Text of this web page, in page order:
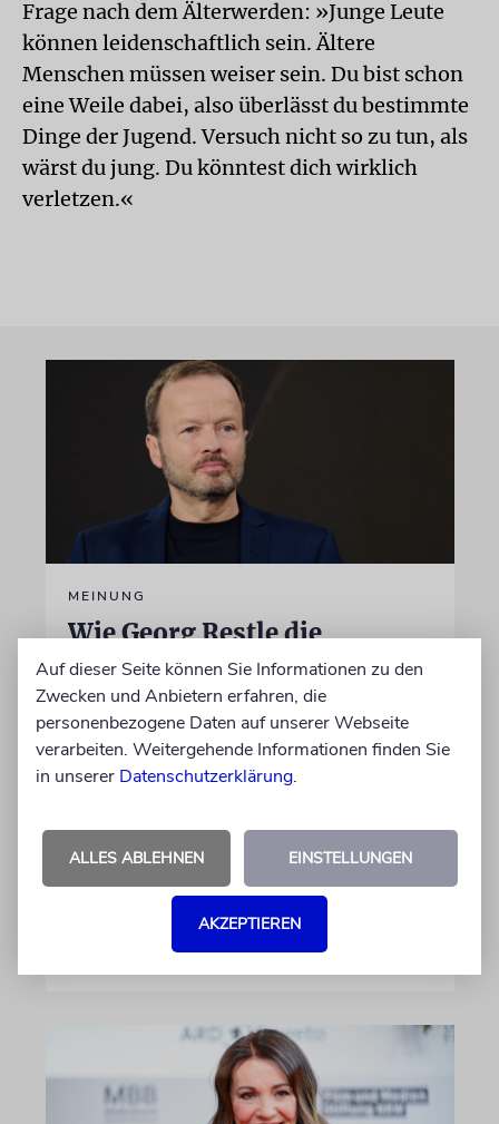
Frage nach dem Älterwerden: »Junge Leute
können leidenschaftlich sein. Ältere
Menschen müssen weiser sein. Du bist schon
eine Weile dabei, also überlässt du bestimmte
Dinge der Jugend. Versuch nicht so zu tun, als
wärst du jung. Du könntest dich wirklich
verletzen.«
MEINUNG
Wie Georg Restle die
Glaubwürdigkeit des ÖRR
untergräbt
Nach dem X-Post des Journalisten hat sich
Felix Schotland, Vorstand der Synagogen-
Gemeinde Köln, an WDR-
gewandt. Wir dokumentieren das Schreiben
im Wortlaut
von Felix Schotland
07.08.2026
Auf dieser Seite können Sie Informationen zu den
Zwecken und Anbietern erfahren, die
personenbezogene Daten auf unserer Webseite
verarbeiten. Weitergehende Informationen finden Sie
in unserer Datenschutzerklärung.
ALLES ABLEHNEN EINSTELLUNGEN
AKZEPTIEREN